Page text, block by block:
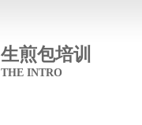
生煎包培训
THE INTRO